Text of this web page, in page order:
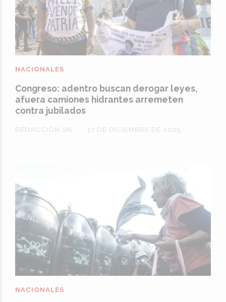
Congreso: adentro buscan derogar leyes,
afuera camiones hidrantes arremeten
contra jubilados
REDACCIÓN SN
NACIONALES
17 DE DICIEMBRE DE 2025
NACIONALES